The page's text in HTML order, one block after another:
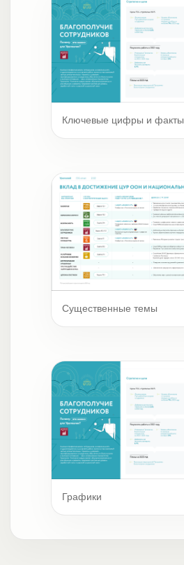
Ключевые цифры и факты
Существенные темы
Графики